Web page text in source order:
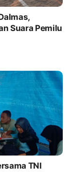
Suara Pemilu
TNI